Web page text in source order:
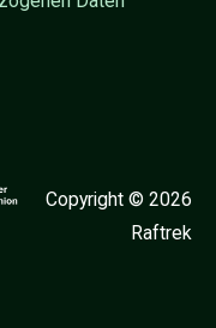
Copyright © 2026
Raftrek